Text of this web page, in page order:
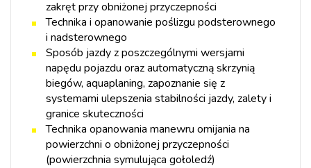
zakręt przy obniżonej przyczepności
Technika i opanowanie poślizgu podsterownego
i nadsterownego
Sposób jazdy z poszczególnymi wersjami
napędu pojazdu oraz automatyczną skrzynią
biegów, aquaplaning, zapoznanie się z
systemami ulepszenia stabilności jazdy, zalety i
granice skuteczności
Technika opanowania manewru omijania na
powierzchni o obniżonej przyczepności
(powierzchnia symulująca gołoledź)